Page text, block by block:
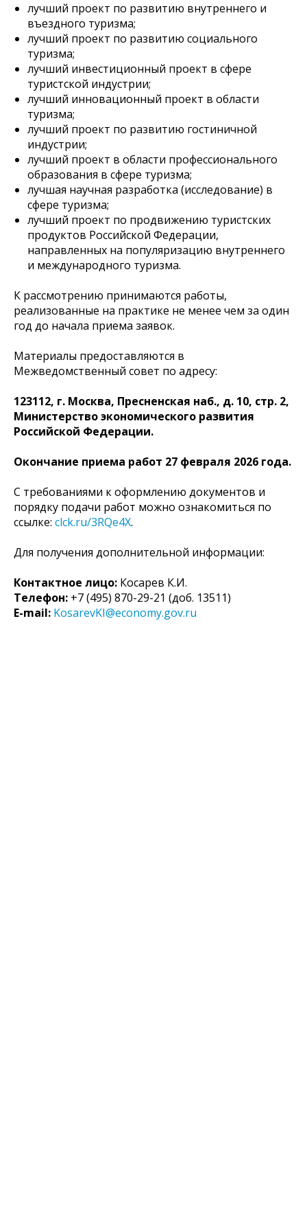
лучший проект по развитию внутреннего и
въездного туризма;
лучший проект по развитию социального
туризма;
лучший инвестиционный проект в сфере
туристской индустрии;
лучший инновационный проект в области
туризма;
лучший проект по развитию гостиничной
индустрии;
лучший проект в области профессионального
образования в сфере туризма;
лучшая научная разработка (исследование) в
сфере туризма;
лучший проект по продвижению туристских
продуктов Российской Федерации,
направленных на популяризацию внутреннего
и международного туризма.
К рассмотрению принимаются работы,
реализованные на практике не менее чем за один
год до начала приема заявок.
Материалы предоставляются в
Межведомственный совет по адресу:
123112, г. Москва, Пресненская наб., д. 10, стр. 2,
Министерство экономического развития
Российской Федерации.
Окончание приема работ 27 февраля 2026 года.
С требованиями к оформлению документов и
порядку подачи работ можно ознакомиться по
ссылке: clck.ru/3RQe4X.
Для получения дополнительной информации:
Контактное лицо: Косарев К.И.
Телефон: +7 (495) 870-29-21 (доб. 13511)
E-mail: KosarevKI@economy.gov.ru